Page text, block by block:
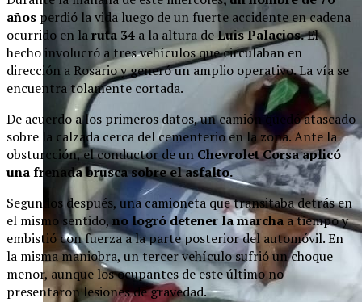
años perdió la vida luego de un fuerte accidente en cadena
ocurrido en laruta 34 a la altura deLuis Palacios.El
hecho involucró a tres vehículos que circulaban en
dirección a Rosario y generó un amplio operativo. La vía se
encuentra tolamente cortada.
De acuerdo a los primeros datos, un camión quedó atascado
sobre la calzada cerca del cementerio en la zona. Ante la
obsturcción, el conductor de un Chevrolet Corsa aplicó
una frenada brusca sobre el asfalto.
Segundos después, una camioneta que transitaba detrás en
el mismo sentido, no logró detener la marcha a tiempo y
embistió con fuerza a la parte posterior del automóvil. En
la misma maniobra, un tercer vehículo sufrió un choque
menor, aunque los ocupantes de este último no
presentaron lesiones de gravedad.